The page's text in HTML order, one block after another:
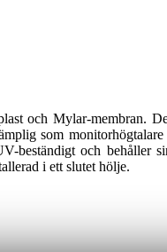
och Mylar-membran.
som
beständigt och behåller
i ett slutet hölje.